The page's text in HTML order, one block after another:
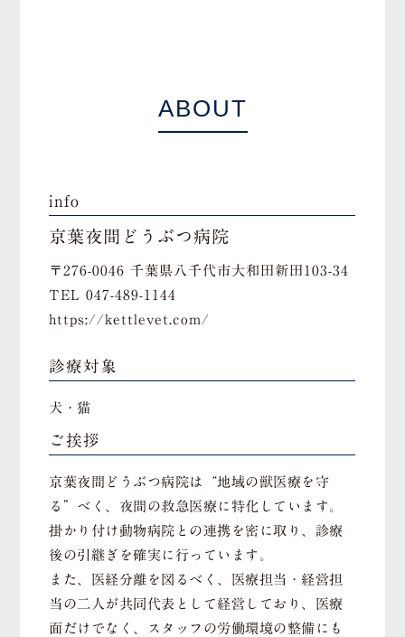
ABOUT
info
京葉夜間どうぶつ病院
〒276-0046 千葉県八千代市大和田新田103-34
TEL047-489-1144
https://kettlevet.com/
診療対象
犬・猫
ご挨拶
京葉夜間どうぶつ病院は“地域の獣医療を守
る”べく、夜間の救急医療に特化しています。
掛かり付け動物病院との連携を密に取り、診療
後の引継ぎを確実に行っています。
また、医経分離を図るべく、医療担当・経営担
当の二人が共同代表として経営しており、医療
面だけでなく、スタッフの労働環境の整備にも